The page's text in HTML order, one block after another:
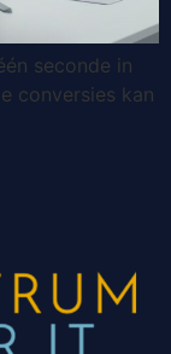
seconde in
conversies kan